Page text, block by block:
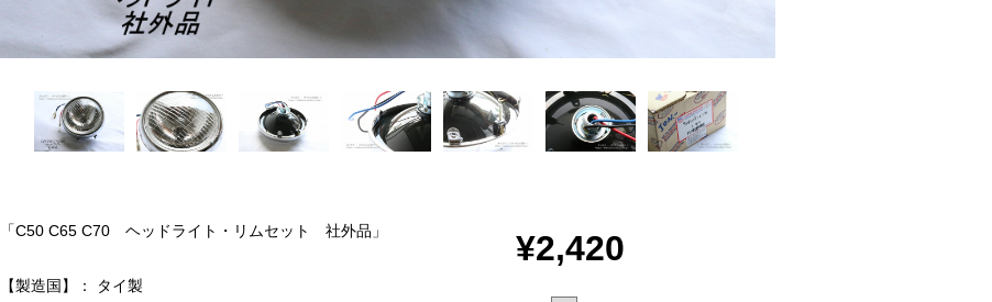
「C50 C65 C70 ヘッドライト・リムセット 社外品」
【製造国】： タイ製
¥2,420